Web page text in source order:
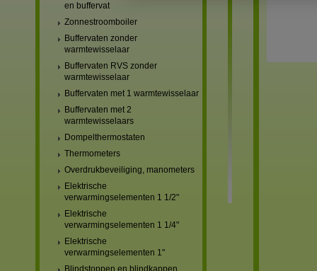
en buffervat
Zonnestroomboiler
Buffervaten zonder
warmtewisselaar
Buffervaten RVS zonder
warmtewisselaar
Buffervaten met 1 warmtewisselaar
Buffervaten met 2
warmtewisselaars
Dompelthermostaten
Thermometers
Overdrukbeveiliging, manometers
Elektrische
verwarmingselementen 1 1/2"
Elektrische
verwarmingselementen 1 1/4"
Elektrische
verwarmingselementen 1"
Blindstoppen en blindkappen,